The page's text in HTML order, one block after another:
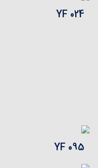
YF 024
YF 095